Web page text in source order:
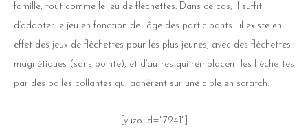
famille, tout comme le jeu de fléchettes. Dans ce cas, il suffit
d’adapter le jeu en fonction de l’âge des participants : il existe en
effet des jeux de fléchettes pour les plus jeunes, avec des fléchettes
magnétiques (sans pointe), et d’autres qui remplacent les fléchettes
par des balles collantes qui adhèrent sur une cible en scratch.
[yuzo id="7241"]